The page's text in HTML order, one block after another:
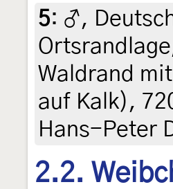
5: ♂,
Waldrand
auf Kalk),
Hans-Peter
2.2.